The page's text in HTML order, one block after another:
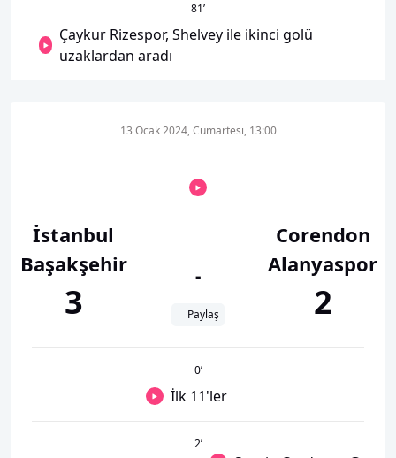
81’
Çaykur Rizespor, Shelvey ile ikinci golü
uzaklardan aradı
İstanbul
Başakşehir
3
13 Ocak 2024, Cumartesi, 13:00
-
Paylaş
Corendon
Alanyaspor
2
0’
İlk 11'ler
2’